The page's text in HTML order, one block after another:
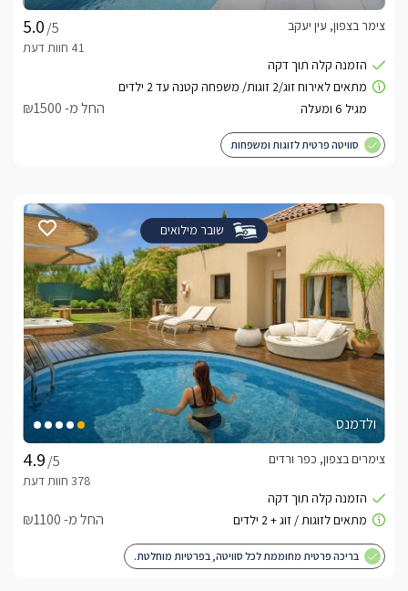
/5
צימר בצפון, עין יעקב
החל מ- ₪1500
סוויטה פרטית לזוגות ומשפחות
שובר מילואים
ולדמנס
/5
צימרים בצפון, כפר ורדים
החל מ- ₪1100
בריכה פרטית מחוממת לכל סוויטה, בפרטיות מוחלטת.